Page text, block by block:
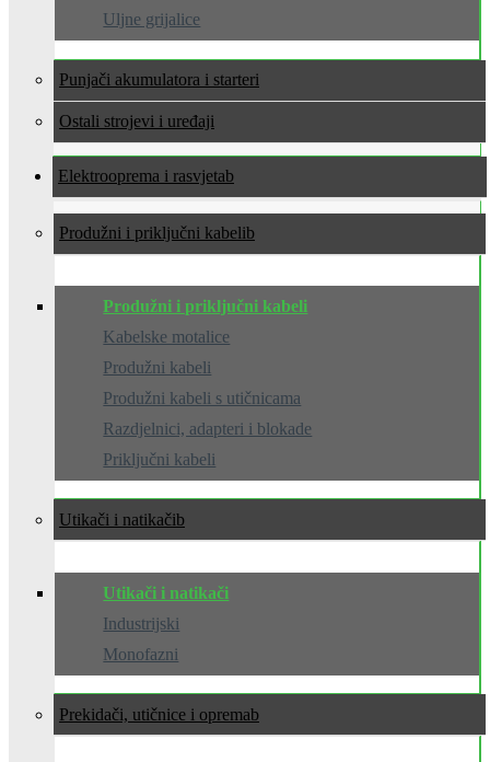
Uljne grijalice
Punjači akumulatora i starteri
Ostali strojevi i uređaji
Elektrooprema i rasvjeta
Produžni i priključni kabeli
Produžni i priključni kabeli
Kabelske motalice
Produžni kabeli
Produžni kabeli s utičnicama
Razdjelnici, adapteri i blokade
Priključni kabeli
Utikači i natikači
Utikači i natikači
Industrijski
Monofazni
Prekidači, utičnice i oprema